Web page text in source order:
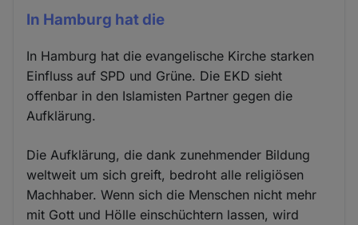
In Hamburg hat die
In Hamburg hat die evangelische Kirche starken
Einfluss auf SPD und Grüne. Die EKD sieht
offenbar in den Islamisten Partner gegen die
Aufklärung.
Die Aufklärung, die dank zunehmender Bildung
weltweit um sich greift, bedroht alle religiösen
Machhaber. Wenn sich die Menschen nicht mehr
mit Gott und Hölle einschüchtern lassen, wird